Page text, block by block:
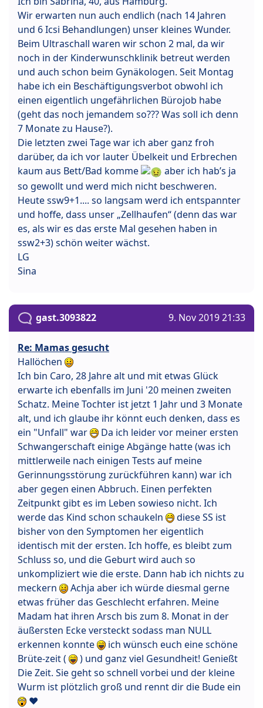
Wir erwarten nun auch endlich (nach 14 Jahren
und 6 Icsi Behandlungen) unser kleines Wunder.
Beim Ultraschall waren wir schon 2 mal, da wir
noch in der Kinderwunschklinik betreut werden
und auch schon beim Gynäkologen. Seit Montag
habe ich ein Beschäftigungsverbot obwohl ich
einen eigentlich ungefährlichen Bürojob habe
(geht das noch jemandem so??? Was soll ich denn
7 Monate zu Hause?).
Die letzten zwei Tage war ich aber ganz froh
darüber, da ich vor lauter Übelkeit und Erbrechen
kaum aus Bett/Bad komme
aber ich hab’s ja
so gewollt und werd mich nicht beschweren.
Heute ssw9+1.... so langsam werd ich entspannter
und hoffe, dass unser „Zellhaufen“ (denn das war
es, als wir es das erste Mal gesehen haben in
ssw2+3) schön weiter wächst.
LG
Sina
gast.3093822 9. Nov 2019 21:33
Re: Mamas gesucht
Hallöchen
Ich bin Caro, 28 Jahre alt und mit etwas Glück
erwarte ich ebenfalls im Juni '20 meinen zweiten
Schatz. Meine Tochter ist jetzt 1 Jahr und 3 Monate
alt, und ich glaube ihr könnt euch denken, dass es
ein "Unfall" war
Da ich leider vor meiner ersten
Schwangerschaft einige Abgänge hatte (was ich
mittlerweile nach einigen Tests auf meine
Gerinnungsstörung zurückführen kann) war ich
aber gegen einen Abbruch. Einen perfekten
Zeitpunkt gibt es im Leben sowieso nicht. Ich
werde das Kind schon schaukeln
diese SS ist
bisher von den Symptomen her eigentlich
identisch mit der ersten. Ich hoffe, es bleibt zum
Schluss so, und die Geburt wird auch so
unkompliziert wie die erste. Dann hab ich nichts zu
meckern
Achja aber ich würde diesmal gerne
etwas früher das Geschlecht erfahren. Meine
Madam hat ihren Arsch bis zum 8. Monat in der
äußersten Ecke versteckt sodass man NULL
erkennen konnte
ich wünsch euch eine schöne
Brüte-zeit (
) und ganz viel Gesundheit! Genießt
Die Zeit. Sie geht so schnell vorbei und der kleine
Wurm ist plötzlich groß und rennt dir die Bude ein
❤